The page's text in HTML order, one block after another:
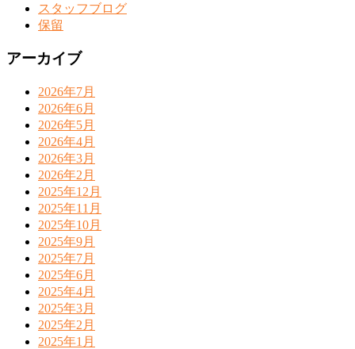
スタッフブログ
保留
アーカイブ
2026年7月
2026年6月
2026年5月
2026年4月
2026年3月
2026年2月
2025年12月
2025年11月
2025年10月
2025年9月
2025年7月
2025年6月
2025年4月
2025年3月
2025年2月
2025年1月